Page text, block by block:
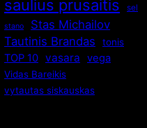
saulius prusaitis sel
stano
Stas Michailov
Tautinis Brandas
tonis
TOP 10 vasara vega
Vidas Bareikis
vytautas siskauskas